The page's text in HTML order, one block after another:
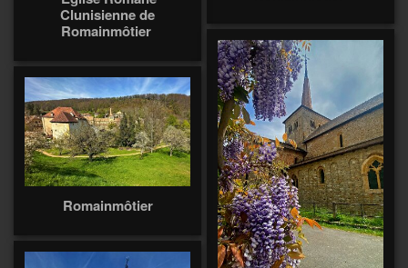
Clunisienne de
Romainmôtier
Romainmôtier